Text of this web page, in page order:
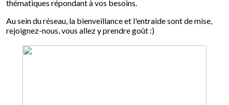
thématiques répondant à vos besoins.
Au sein du réseau, la bienveillance et l'entraide sont de mise,
rejoignez-nous, vous allez y prendre goût :)